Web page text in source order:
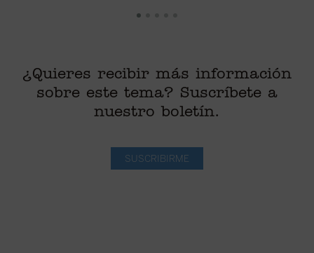
¿Quieres recibir más información
sobre este tema? Suscríbete a
nuestro boletín.
SUSCRIBIRME